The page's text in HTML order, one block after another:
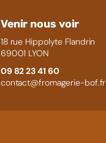
Venir nous voir
18 rue Hippolyte Flandrin
69001 LYON
09 82 23 41 60
contact@fromagerie-bof.fr